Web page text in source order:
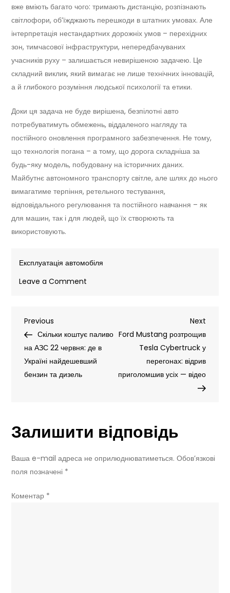
вже вміють багато чого: тримають дистанцію, розпізнають
світлофори, об’їжджають перешкоди в штатних умовах. Але
інтерпретація нестандартних дорожніх умов – перехідних
зон, тимчасової інфраструктури, непередбачуваних
учасників руху – залишається невирішеною задачею. Це
складний виклик, який вимагає не лише технічних інновацій,
а й глибокого розуміння людської психології та етики.
Доки ця задача не буде вирішена, безпілотні авто
потребуватимуть обмежень, віддаленого нагляду та
постійного оновлення програмного забезпечення. Не тому,
що технологія погана – а тому, що дорога складніша за
будь-яку модель, побудовану на історичних даних.
Майбутнє автономного транспорту світле, але шлях до нього
вимагатиме терпіння, ретельного тестування,
відповідального регулювання та постійного навчання – як
для машин, так і для людей, що їх створюють та
використовують.
Експлуатація автомобіля
Leave a Comment
4
000
безпілотників:
Навігація
записів
Previous
Post
Previous
Скільки коштує паливо
на АЗС 22 червня: де в
Україні найдешевший
бензин та дизель
Next
Post
Next
Ford Mustang розтрощив
Tesla Cybertruck у
перегонах: відрив
приголомшив усіх — відео
Залишити відповідь
Ваша e-mail адреса не оприлюднюватиметься. Обов’язкові
поля позначені *
Коментар *